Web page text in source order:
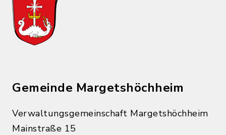
Gemeinde Margetshöchheim
Verwaltungsgemeinschaft Margetshöchheim
Mainstraße 15